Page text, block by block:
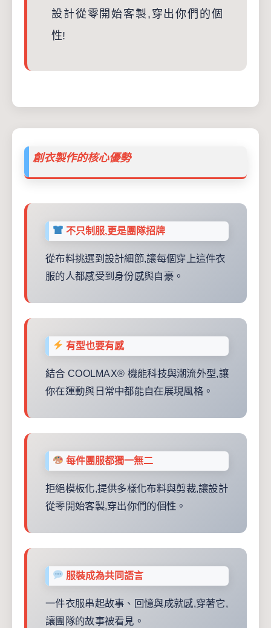
設計從零開始客製,穿出你們的個
性!
創衣製作的核心優勢
不只制服,更是團隊招牌
從布料挑選到設計細節,讓每個穿上這件衣
服的人都感受到身份感與自豪。
有型也要有感
結合 COOLMAX® 機能科技與潮流外型,讓
你在運動與日常中都能自在展現風格。
每件團服都獨一無二
拒絕模板化,提供多樣化布料與剪裁,讓設計
從零開始客製,穿出你們的個性。
服裝成為共同語言
一件衣服串起故事、回憶與成就感,穿著它,
讓團隊的故事被看見。